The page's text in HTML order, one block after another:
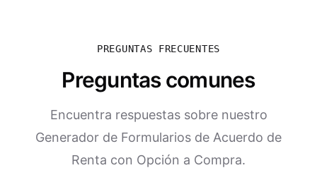
PREGUNTAS FRECUENTES
Preguntas comunes
Encuentra respuestas sobre nuestro
Generador de Formularios de Acuerdo de
Renta con Opción a Compra.